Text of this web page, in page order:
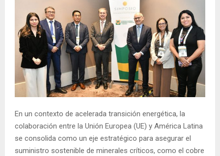
En un contexto de acelerada transición energética, la
colaboración entre la Unión Europea (UE) y América Latina
se consolida como un eje estratégico para asegurar el
suministro sostenible de minerales críticos, como el cobre